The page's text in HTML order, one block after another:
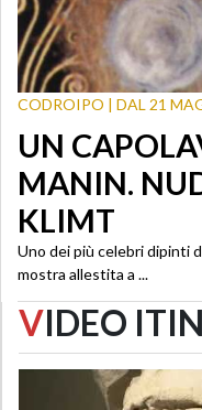
CODROIPO | DAL 21
UN
MANIN.
KLIMT
Uno dei più celebri dipinti
mostra allestita a ...
VIDEO